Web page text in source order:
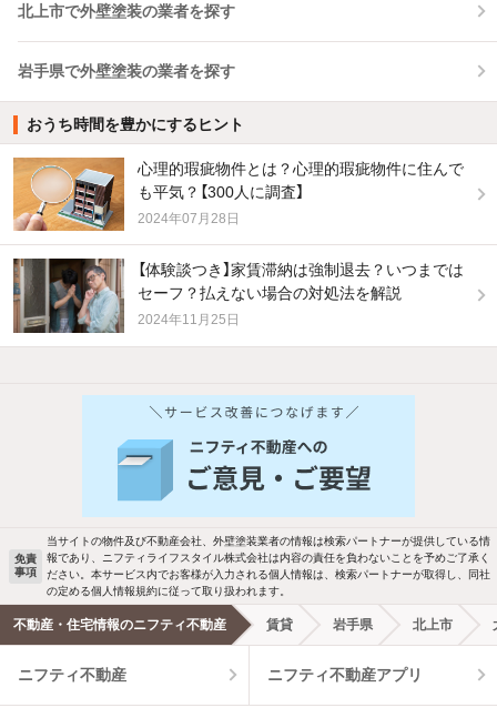
北上市で外壁塗装の業者を探す
岩手県で外壁塗装の業者を探す
おうち時間を豊かにするヒント
心理的瑕疵物件とは？心理的瑕疵物件に住んで
も平気？【300人に調査】
2024年07月28日
【体験談つき】家賃滞納は強制退去？いつまでは
セーフ？払えない場合の対処法を解説
2024年11月25日
他の人はこんな条件で絞り込んでいます！
バス・トイレ別 2階以上
駐車場あり ペット相談
洗濯機置場あり 独立洗面台
エアコンあり 都市ガス
温水洗浄便座 オートロック
免責
事項
当サイトの物件及び不動産会社、外壁塗装業者の情報は検索パートナーが提供している情
報であり、ニフティライフスタイル株式会社は内容の責任を負わないことを予めご了承く
ださい。本サービス内でお客様が入力される個人情報は、検索パートナーが取得し、同社
の定める個人情報規約に従って取り扱われます。
不動産・住宅情報のニフティ不動産 賃貸 岩手県 北上市
ニフティ不動産 ニフティ不動産アプリ